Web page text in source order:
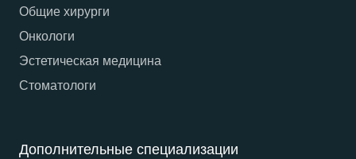
Общие хирурги
Онкологи
Эстетическая медицина
Стоматологи
Дополнительные специализации